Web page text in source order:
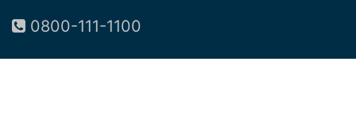
0800-111-1100